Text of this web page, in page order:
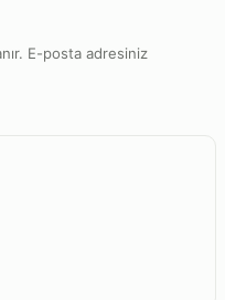
E-posta adresiniz